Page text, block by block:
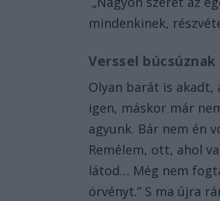
mindenkinek,
Verssel búcsúznak
Olyan barát is akadt,
igen, máskor már
agyunk. Bár nem én
Remélem, ott, ahol
látod… Még nem
örvényt.” S ma újra